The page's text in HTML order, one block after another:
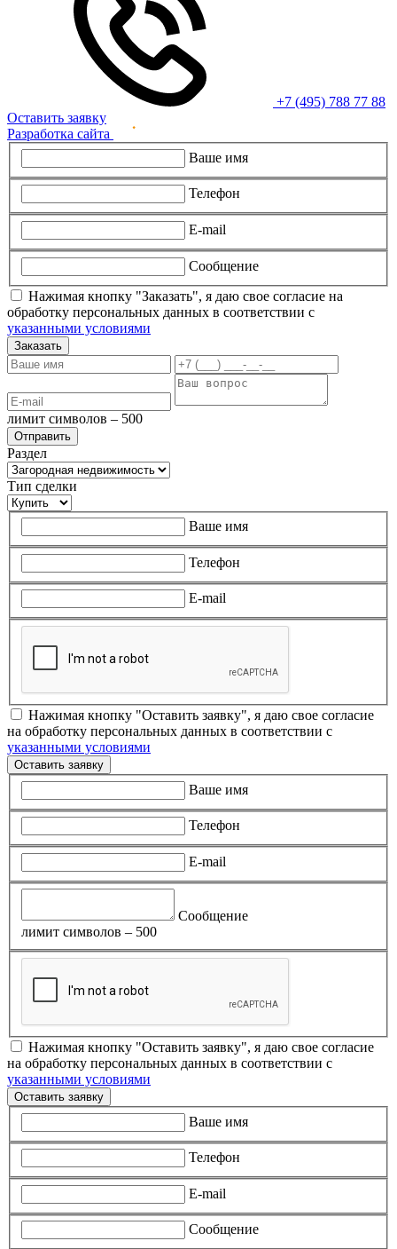
+7 (495) 788 77 88
Оставить заявку
Разработка сайта
Ваше имя
Телефон
E-mail
Сообщение
Нажимая кнопку "Заказать", я даю свое согласие на
обработку персональных данных в соответствии с
указанными условиями
Заказать
лимит символов – 500
Раздел
Тип сделки
Ваше имя
Телефон
E-mail
Нажимая кнопку "Оставить заявку", я даю свое согласие
на обработку персональных данных в соответствии с
указанными условиями
Оставить заявку
Ваше имя
Телефон
E-mail
Сообщение
лимит символов – 500
Нажимая кнопку "Оставить заявку", я даю свое согласие
на обработку персональных данных в соответствии с
указанными условиями
Оставить заявку
Ваше имя
Телефон
E-mail
Сообщение